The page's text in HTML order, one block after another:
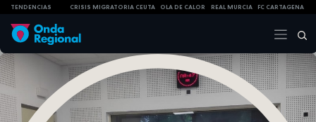
TENDENCIAS CRISIS MIGRATORIA CEUTA OLA DE CALOR REAL MURCIA FC CARTAGENA